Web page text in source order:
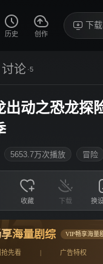
历史 创作
下
讨论 ·5
出动之恐龙探
5653.7万次播放 冒险
收藏 下载 换
海量剧综 VIP畅享海量
先看 | 广告特权